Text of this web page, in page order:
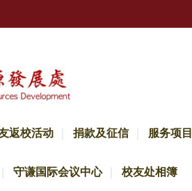
返校活动 捐款及征信 服务项目
守谦国际会议中心 校友处相簿